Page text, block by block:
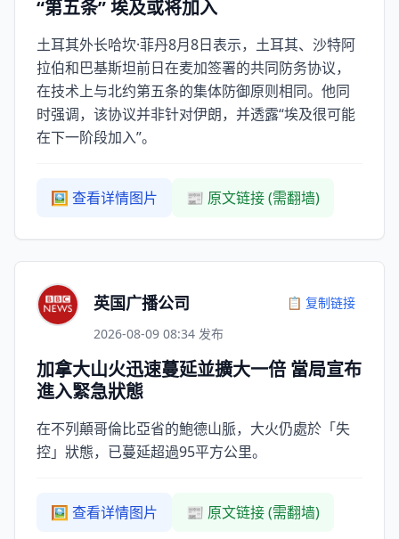
“第五条” 埃及或将加入
土耳其外长哈坎·菲丹8月8日表示，土耳其、沙特阿
拉伯和巴基斯坦前日在麦加签署的共同防务协议，
在技术上与北约第五条的集体防御原则相同。他同
时强调，该协议并非针对伊朗，并透露“埃及很可能
在下一阶段加入”。
🖼️ 查看详情图片 📰 原文链接 (需翻墙)
英国广播公司
📋 复制链接
2026-08-09 08:34 发布
加拿大山火迅速蔓延並擴大一倍 當局宣布
進入緊急狀態
在不列顛哥倫比亞省的鮑德山脈，大火仍處於「失
控」狀態，已蔓延超過95平方公里。
🖼️ 查看详情图片 📰 原文链接 (需翻墙)